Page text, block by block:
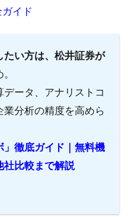
イド
い方は、松井証券が
ータ、アナリストコ
業分析の精度を高めら
徹底ガイド｜無料機
社比較まで解説